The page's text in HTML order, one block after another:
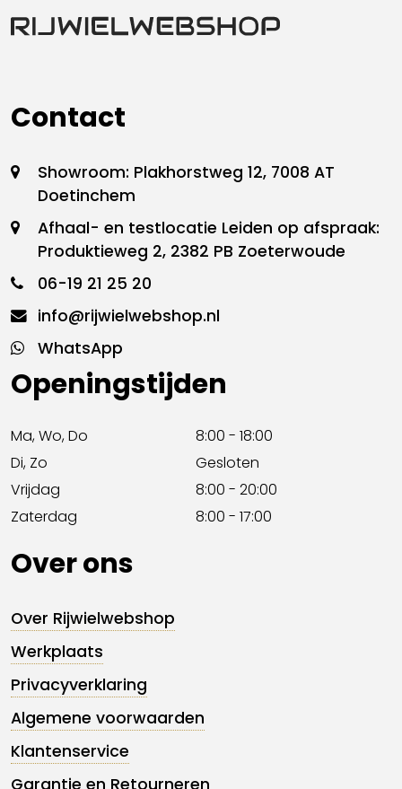
Contact
Showroom: Plakhorstweg 12, 7008 AT
Doetinchem
Afhaal- en testlocatie Leiden op afspraak:
Produktieweg 2, 2382 PB Zoeterwoude
06-19 21 25 20
info@rijwielwebshop.nl
WhatsApp
Openingstijden
Ma, Wo, Do
8:00 - 18:00
Di, Zo
Gesloten
Vrijdag
8:00 - 20:00
Zaterdag
8:00 - 17:00
Over ons
Over Rijwielwebshop
Werkplaats
Privacyverklaring
Algemene voorwaarden
Klantenservice